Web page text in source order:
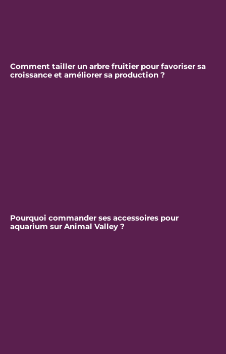
Comment tailler un arbre fruitier pour favoriser sa
croissance et améliorer sa production ?
Pourquoi commander ses accessoires pour
aquarium sur Animal Valley ?